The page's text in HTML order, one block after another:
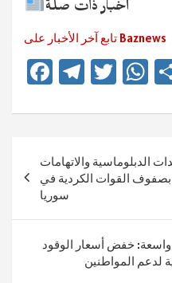
أخبار ذات صلة
تابع آخر الأخبار على Baznews
Fa
b
o
ok
Te
gr
m
T
tt
er
W
at
sA
pالدبلوماسية والاتهامات
بصفوف القوات الكردية في
سوريا
واسعة: خفض أسعار الوقود
لدعم المواطنين